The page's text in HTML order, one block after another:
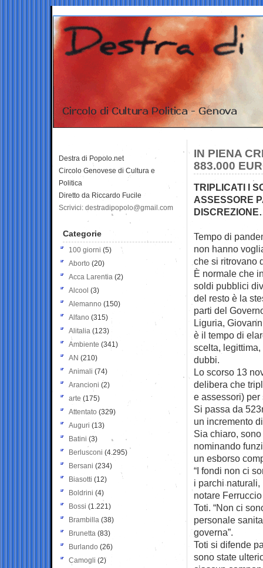
IN PIENA
883.000
TRIPLICATI I
ASSESSORE
Tempo di
non hanno
che si ritrovano
È normale che
soldi pubblici
del resto è la
parti del
Liguria,
è il tempo di
scelta,
dubbi.
Lo scorso 13
delibera che
e assessori)
Si passa da
un incremento
Sia chiaro,
nominando
un esborso
“I fondi non ci
i parchi naturali,
notare
Toti. “Non ci
personale
governa”.
Toti si difende
sono state
Destra di Popolo.net
Circolo Genovese di Cultura e
Politica
Diretto da Riccardo Fucile
Scrivici: destradipopolo@gmail.com
Categorie
100 giorni (5)
Aborto (20)
Acca Larentia (2)
Alcool (3)
Alemanno (150)
Alfano (315)
Alitalia (123)
Ambiente (341)
AN (210)
Animali (74)
Arancioni (2)
arte (175)
Attentato (329)
Auguri (13)
Batini (3)
Berlusconi (4.295)
Bersani (234)
Biasotti (12)
Boldrini (4)
Bossi (1.221)
Brambilla (38)
Brunetta (83)
Burlando (26)
Camogli (2)